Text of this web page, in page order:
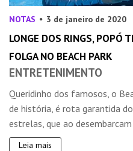
NOTAS 3 de janeiro de 2020
LONGE DOS RINGS, POPÓ
FOLGA NO BEACH PARK
ENTRETENIMENTO
Queridinho dos famosos, o
de história, é rota garantida
estrelas, que ao
Leia mais